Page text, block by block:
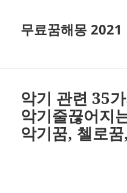
무료꿈해몽 2021
악기 관련 35
악기줄끊어지
악기꿈, 첼로